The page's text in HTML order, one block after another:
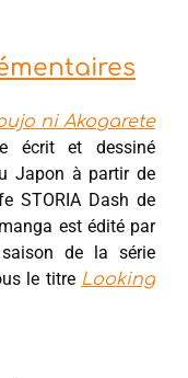
ni Akogarete
écrit et dessiné
Japon à partir de
STORIA Dash de
est édité par
de la série
le titre Looking